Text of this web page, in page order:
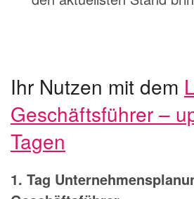
Ihr Nutzen mit dem
Geschäftsführer –
Tagen
1. Tag